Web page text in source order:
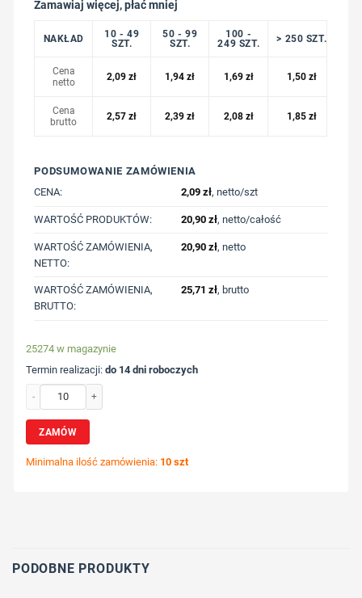
Zamawiaj więcej, płać mniej
NAKŁAD
10 - 49
SZT.
50 - 99
SZT.
100 -
249 SZT.
> 250 SZT.
Cena
netto
2,09zł 1,94zł 1,69 zł 1,50 zł
Cena
brutto
2,57zł 2,39zł 2,08 zł 1,85 zł
PODSUMOWANIE ZAMÓWIENIA
CENA:
2,09 zł, netto/szt
WARTOŚĆ PRODUKTÓW: 20,90 zł, netto/całość
WARTOŚĆ ZAMÓWIENIA,
NETTO:
20,90 zł, netto
WARTOŚĆ ZAMÓWIENIA,
BRUTTO:
25,71 zł, brutto
25274 w magazynie
Termin realizacji:do 14 dni roboczych
ZAMÓW
Minimalna ilość zamówienia: 10 szt
PODOBNE PRODUKTY